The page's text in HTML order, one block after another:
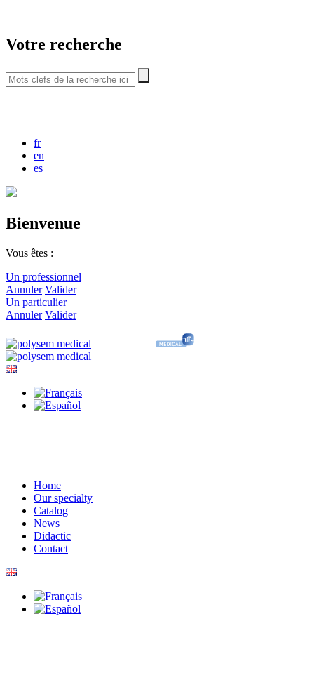
Votre recherche
fr
en
es
Bienvenue
Vous êtes :
Un professionnel
Annuler Valider
Un particulier
Annuler Valider
Home
Our specialty
Catalog
News
Didactic
Contact